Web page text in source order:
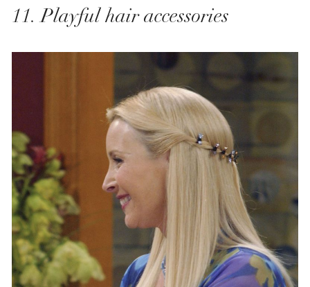
11. Playful hair accessories